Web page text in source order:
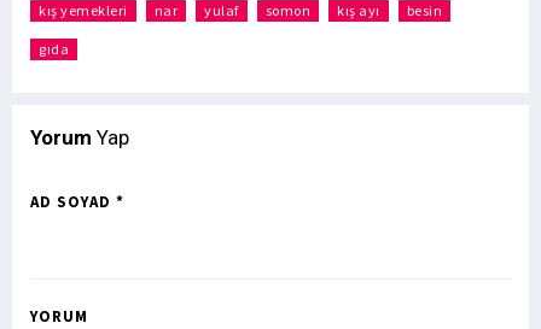
kış yemekleri nar yulaf somon kış ayı besin
gıda
Yorum Yap
AD SOYAD *
YORUM